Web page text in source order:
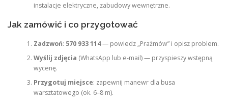
instalacje elektryczne, zabudowy wewnętrzne.
Jak zamówić i co przygotować
Zadzwoń: 570 933 114— powiedz „Prażmów” i opisz problem.
Wyślij zdjęcia (WhatsApp lub e‑mail) — przyspieszy wstępną
wycenę.
Przygotuj miejsce: zapewnij manewr dla busa
warsztatowego (ok. 6–8 m).